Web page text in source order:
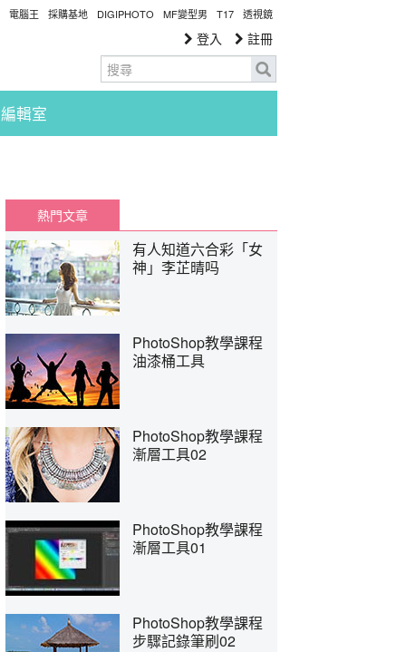
電腦王 採購基地 DIGIPHOTO MF變型男 T17 透視鏡
登入 註冊
編輯室
熱門文章
有人知道六合彩「女
神」李芷晴吗
PhotoShop教學課程
油漆桶工具
PhotoShop教學課程
漸層工具02
PhotoShop教學課程
漸層工具01
PhotoShop教學課程
步驟記錄筆刷02